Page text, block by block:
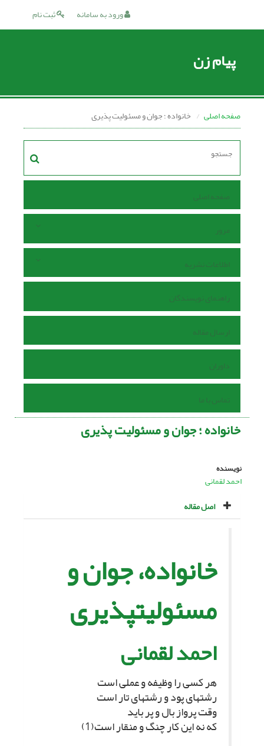
ثبت نام ورود به سامانه
پیام زن
صفحه اصلی خانواده ؛ جوان و مسئولیت پذیرى
صفحه اصلی
مرور
اطلاعات نشریه
راهنمای نویسندگان
ارسال مقاله
داوران
تماس با ما
خانواده ؛ جوان و مسئولیت پذیرى
نویسنده
احمد لقمانی
اصل مقاله
خانواده، جوان و
مسئولیت‏پذیرى‏
احمد لقمانى‏
هر کسى را وظیفه و عملى است‏
رشته‏اى پود و رشته‏اى تار است‏
وقت پرواز بال و پر باید
که نه این کار چنگ و منقار است(1)